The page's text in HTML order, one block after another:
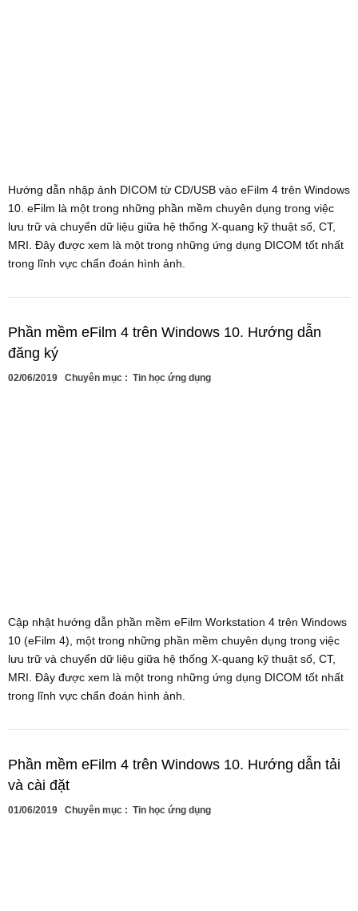
Hướng dẫn nhập ảnh DICOM từ CD/USB vào eFilm 4 trên Windows
10. eFilm là một trong những phần mềm chuyên dụng trong việc
lưu trữ và chuyển dữ liệu giữa hệ thống X-quang kỹ thuật số, CT,
MRI. Đây được xem là một trong những ứng dụng DICOM tốt nhất
trong lĩnh vực chẩn đoán hình ảnh.
Phần mềm eFilm 4 trên Windows 10. Hướng dẫn
đăng ký
02/06/2019 Chuyên mục : Tin học ứng dụng
Cập nhật hướng dẫn phần mềm eFilm Workstation 4 trên Windows
10 (eFilm 4), một trong những phần mềm chuyên dụng trong việc
lưu trữ và chuyển dữ liệu giữa hệ thống X-quang kỹ thuật số, CT,
MRI. Đây được xem là một trong những ứng dụng DICOM tốt nhất
trong lĩnh vực chẩn đoán hình ảnh.
Phần mềm eFilm 4 trên Windows 10. Hướng dẫn tải
và cài đặt
01/06/2019 Chuyên mục : Tin học ứng dụng